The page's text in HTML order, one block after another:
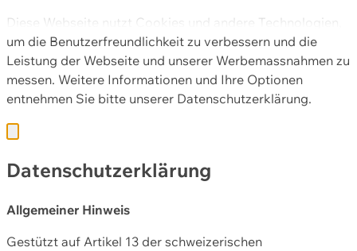
Diese Webseite nutzt Cookies und andere Technologien,
um die Benutzerfreundlichkeit zu verbessern und die
Leistung der Webseite und unserer Werbemassnahmen zu
messen. Weitere Informationen und Ihre Optionen
entnehmen Sie bitte unserer Datenschutzerklärung.
Datenschutzerklärung
Allgemeiner Hinweis
Gestützt auf Artikel 13 der schweizerischen